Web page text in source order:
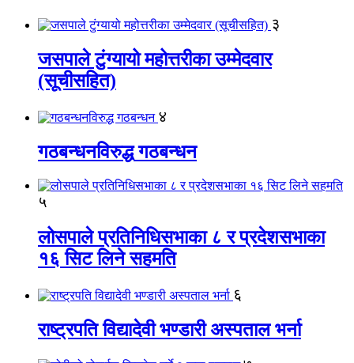
३
जसपाले टुंग्यायो महोत्तरीका उम्मेदवार
(सूचीसहित)
४
गठबन्धनविरुद्ध गठबन्धन
५
लोसपाले प्रतिनिधिसभाका ८ र प्रदेशसभाका
१६ सिट लिने सहमति
६
राष्ट्रपति विद्यादेवी भण्डारी अस्पताल भर्ना